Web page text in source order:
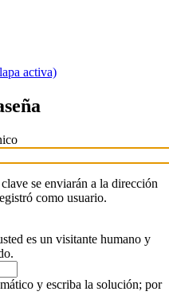
activa)
se enviarán a la dirección
como usuario.
es un visitante humano y
y escriba la solución; por